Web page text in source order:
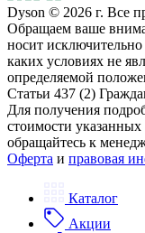
Dyson © 2026 г. Все
Обращаем ваше
носит
каких условиях не
определяемой
Статьи 437 (2)
Для получения
стоимости
обращайтесь к
Оферта и правовая
Каталог
Акции